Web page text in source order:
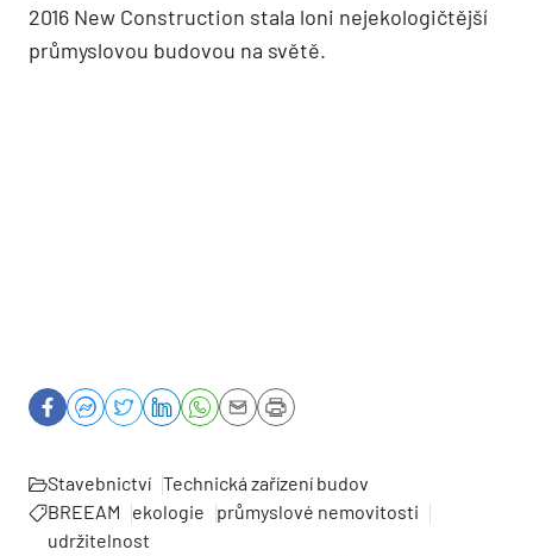
2016 New Construction stala loni nejekologičtější
průmyslovou budovou na světě.
Stavebnictví Technická zařízení budov
BREEAM
ekologie
průmyslové nemovitosti
udržitelnost